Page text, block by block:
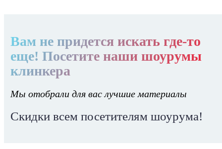
Вам не придется искать где-то
еще! Посетите наши шоурумы
клинкера
Мы отобрали для вас лучшие материалы
Скидки всем посетителям шоурума!